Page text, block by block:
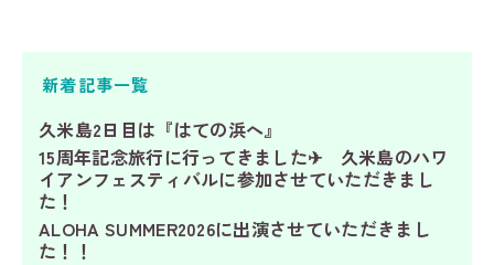
新着記事一覧
久米島2日目は『はての浜へ』
15周年記念旅行に行ってきました✈ 久米島のハワ
イアンフェスティバルに参加させていただきまし
た！
ALOHA SUMMER2026に出演させていただきまし
た！！